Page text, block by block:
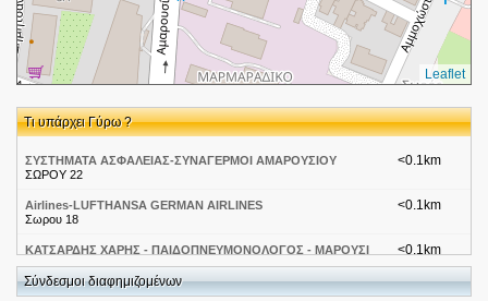
Leaflet
Τι υπάρχει Γύρω ?
ΣΥΣΤΗΜΑΤΑ ΑΣΦΑΛΕΙΑΣ-ΣΥΝΑΓΕΡΜΟΙ ΑΜΑΡΟΥΣΙΟΥ <0.1km
ΣΩΡΟΥ 22
Airlines-LUFTHANSA GERMAN AIRLINES <0.1km
Σωρου 18
ΚΑΤΣΑΡΔΗΣ ΧΑΡΗΣ - ΠΑΙΔΟΠΝΕΥΜΟΝΟΛΟΓΟΣ - ΜΑΡΟΥΣΙ <0.1km
ΠΑΦΟΥ 1 ΜΑΡΟΥΣΙ
Σουβλάκια Αττική-Μαρούσι Piece Pie <0.2km
Σύνδεσμοι διαφημιζομένων